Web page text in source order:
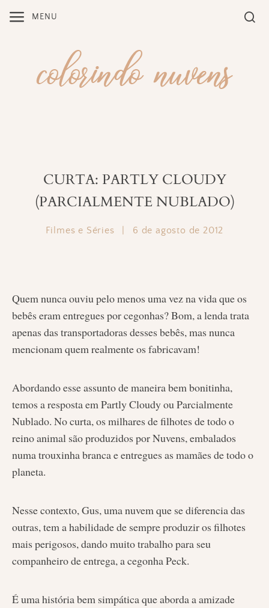
MENU
CURTA: PARTLY CLOUDY
(PARCIALMENTE NUBLADO)
Filmes e Séries 6 de agosto de 2012
Quem nunca ouviu pelo menos uma vez na vida que os
bebês eram entregues por cegonhas? Bom, a lenda trata
apenas das transportadoras desses bebês, mas nunca
mencionam quem realmente os fabricavam!
Abordando esse assunto de maneira bem bonitinha,
temos a resposta em Partly Cloudy ou Parcialmente
Nublado. No curta, os milhares de filhotes de todo o
reino animal são produzidos por Nuvens, embalados
numa trouxinha branca e entregues as mamães de todo o
planeta.
Nesse contexto, Gus, uma nuvem que se diferencia das
outras, tem a habilidade de sempre produzir os filhotes
mais perigosos, dando muito trabalho para seu
companheiro de entrega, a cegonha Peck.
É uma história bem simpática que aborda a amizade